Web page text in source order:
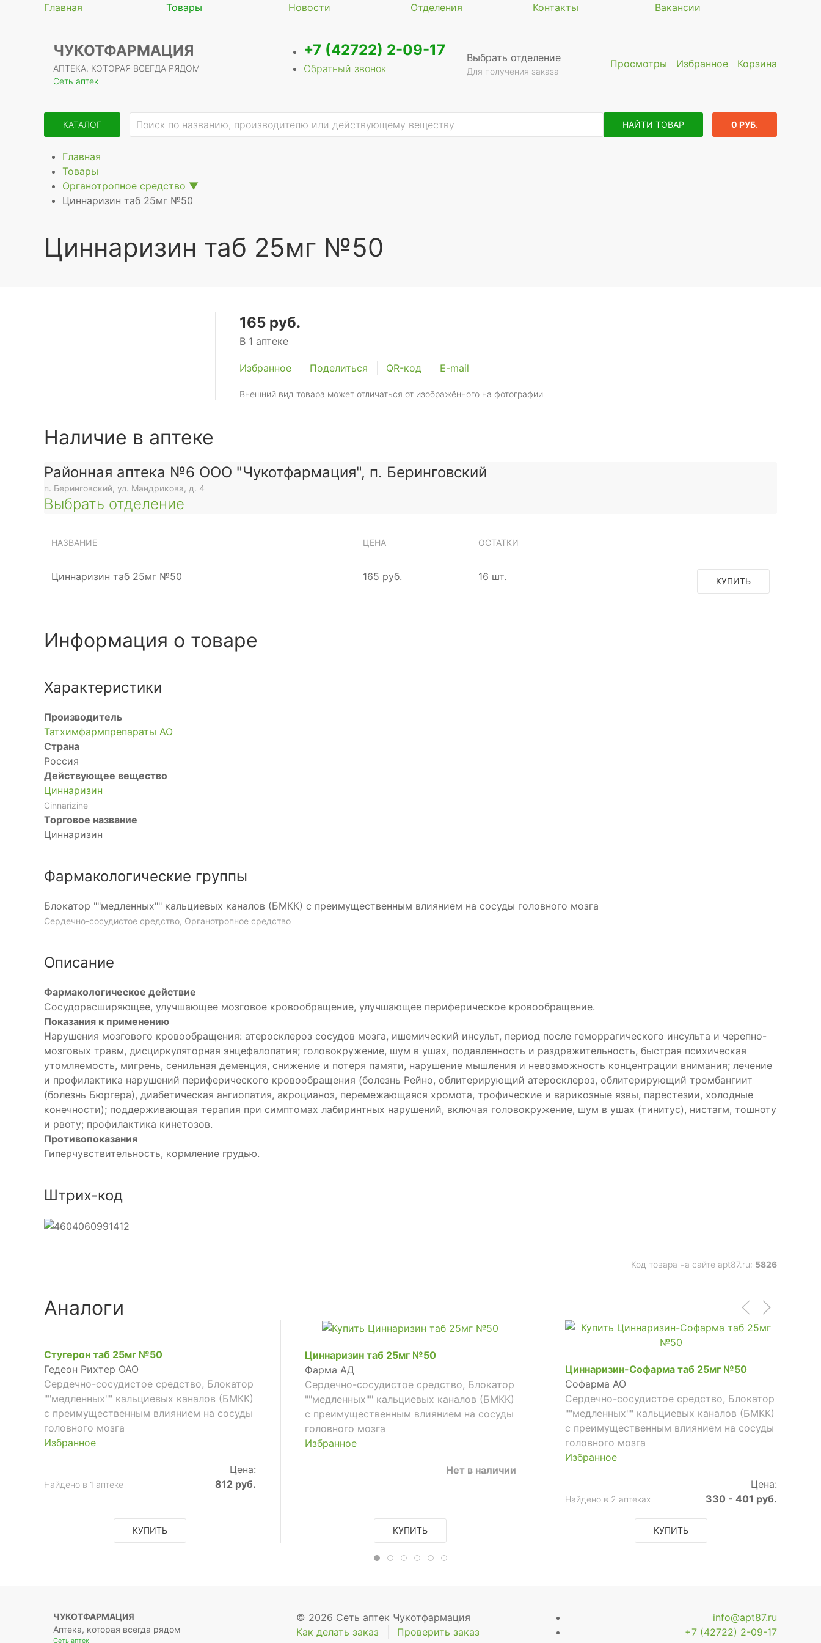
Главная Товары Новости Отделения Контакты Вакансии
ЧУКОТФАРМАЦИЯ
АПТЕКА, КОТОРАЯ ВСЕГДА РЯДОМ
Сеть аптек
+7 (42722) 2-09-17
Обратный звонок
Выбрать отделение
Для получения заказа
Просмотры Избранное Корзина
КАТАЛОГ НАЙТИ ТОВАР 0 РУБ.
Главная
Товары
Органотропное средство ▼
Циннаризин таб 25мг №50
Циннаризин таб 25мг №50
165 руб.
В 1 аптеке
Избранное Поделиться QR-код E-mail
Внешний вид товара может отличаться от изображённого на фотографии
Наличие в аптеке
Районная аптека №6 ООО "Чукотфармация", п. Беринговский
п. Беринговский, ул. Мандрикова, д. 4
Выбрать отделение
НАЗВАНИЕ ЦЕНА ОСТАТКИ
Циннаризин таб 25мг №50 165 руб. 16 шт. КУПИТЬ
Информация о товаре
Характеристики
Производитель
Татхимфармпрепараты АО
Страна
Россия
Действующее вещество
Циннаризин
Cinnarizine
Торговое название
Циннаризин
Фармакологические группы
Блокатор ""медленных"" кальциевых каналов (БМКК) с преимущественным влиянием на сосуды головного мозга
Сердечно-сосудистое средство, Органотропное средство
Описание
Фармакологическое действие
Сосудорасширяющее, улучшающее мозговое кровообращение, улучшающее периферическое кровообращение.
Показания к применению
Нарушения мозгового кровообращения: атеросклероз сосудов мозга, ишемический инсульт, период после геморрагического инсульта и черепно-
мозговых травм, дисциркуляторная энцефалопатия; головокружение, шум в ушах, подавленность и раздражительность, быстрая психическая
утомляемость, мигрень, сенильная деменция, снижение и потеря памяти, нарушение мышления и невозможность концентрации внимания; лечение
и профилактика нарушений периферического кровообращения (болезнь Рейно, облитерирующий атеросклероз, облитерирующий тромбангиит
(болезнь Бюргера), диабетическая ангиопатия, акроцианоз, перемежающаяся хромота, трофические и варикозные язвы, парестезии, холодные
конечности); поддерживающая терапия при симптомах лабиринтных нарушений, включая головокружение, шум в ушах (тинитус), нистагм, тошноту
и рвоту; профилактика кинетозов.
Противопоказания
Гиперчувствительность, кормление грудью.
Штрих-код
Код товара на сайте apt87.ru: 5826
Аналоги
Стугерон таб 25мг №50
Гедеон Рихтер ОАО
Сердечно-сосудистое средство, Блокатор
""медленных"" кальциевых каналов (БМКК)
с преимущественным влиянием на сосуды
головного мозга
Избранное
Цена:
Найдено в 1 аптеке 812 руб.
КУПИТЬ
Циннаризин таб 25мг №50
Фарма АД
Сердечно-сосудистое средство, Блокатор
""медленных"" кальциевых каналов (БМКК)
с преимущественным влиянием на сосуды
головного мозга
Избранное
Нет в наличии
КУПИТЬ
Циннаризин-Софарма таб 25мг №50
Софарма АО
Сердечно-сосудистое средство, Блокатор
""медленных"" кальциевых каналов (БМКК)
с преимущественным влиянием на сосуды
головного мозга
Избранное
Цена:
Найдено в 2 аптеках 330 - 401 руб.
КУПИТЬ
ЧУКОТФАРМАЦИЯ
Аптека, которая всегда рядом
Сеть аптек
© 2026 Сеть аптек Чукотфармация
Как делать заказ
Проверить заказ
info@apt87.ru
+7 (42722) 2-09-17